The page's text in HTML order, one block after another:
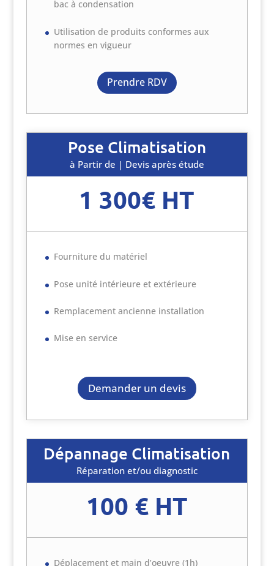
bac à condensation
Utilisation de produits conformes aux
normes en vigueur
Prendre RDV
Pose Climatisation
à Partir de | Devis après étude
1 300€ HT
Fourniture du matériel
Pose unité intérieure et extérieure
Remplacement ancienne installation
Mise en service
Demander un devis
Dépannage Climatisation
Réparation et/ou diagnostic
100 € HT
Déplacement et main d’oeuvre (1h)